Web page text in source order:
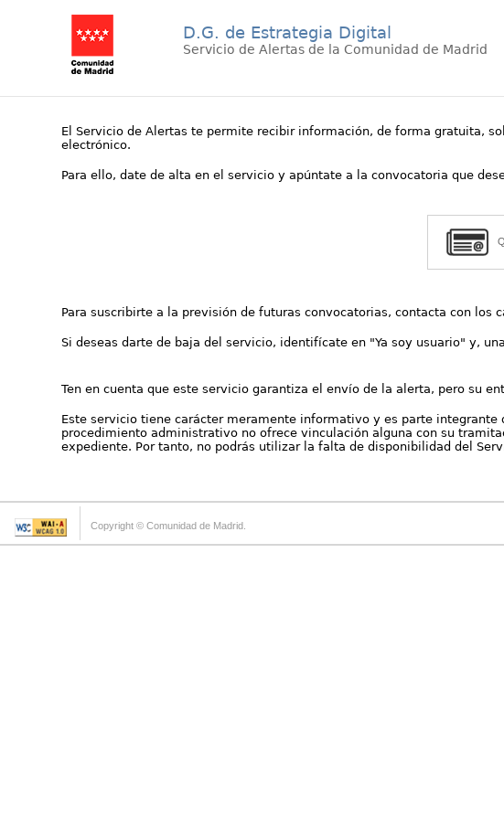
D.G. de Estrategia Digital
Servicio de Alertas de la Comunidad de Madrid
El Servicio de Alertas te permite recibir información, de forma gratuita,
electrónico.
Para ello, date de alta en el servicio y apúntate a la convocatoria que
Para suscribirte a la previsión de futuras convocatorias, contacta con los
Si deseas darte de baja del servicio, identifícate en "Ya soy usuario" y,
Ten en cuenta que este servicio garantiza el envío de la alerta, pero su
Este servicio tiene carácter meramente informativo y es parte
procedimiento administrativo no ofrece vinculación alguna con su
expediente. Por tanto, no podrás utilizar la falta de disponibilidad del
Copyright © Comunidad de Madrid.